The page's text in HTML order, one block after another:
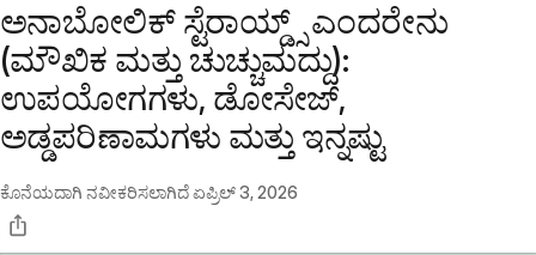
ಅನಾಬೋಲಿಕ್ ಸ್ಟೆರಾಯ್ಡ್ಸ್ ಎಂದರೇನು
(ಮೌಖಿಕ ಮತ್ತು ಚುಚ್ಚುಮದ್ದು):
ಉಪಯೋಗಗಳು, ಡೋಸೇಜ್,
ಅಡ್ಡಪರಿಣಾಮಗಳು ಮತ್ತು ಇನ್ನಷ್ಟು
ಕೊನೆಯದಾಗಿ ನವೀಕರಿಸಲಾಗಿದೆಏಪ್ರಿಲ್ 3, 2026